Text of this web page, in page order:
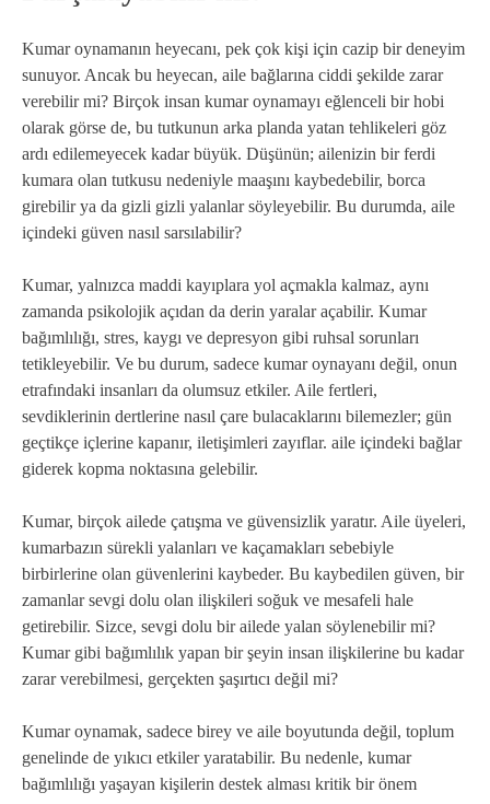
Kumar oynamanın heyecanı, pek çok kişi için cazip bir deneyim
sunuyor. Ancak bu heyecan, aile bağlarına ciddi şekilde zarar
verebilir mi? Birçok insan kumar oynamayı eğlenceli bir hobi
olarak görse de, bu tutkunun arka planda yatan tehlikeleri göz
ardı edilemeyecek kadar büyük. Düşünün; ailenizin bir ferdi
kumara olan tutkusu nedeniyle maaşını kaybedebilir, borca
girebilir ya da gizli gizli yalanlar söyleyebilir. Bu durumda, aile
içindeki güven nasıl sarsılabilir?
Kumar, yalnızca maddi kayıplara yol açmakla kalmaz, aynı
zamanda psikolojik açıdan da derin yaralar açabilir. Kumar
bağımlılığı, stres, kaygı ve depresyon gibi ruhsal sorunları
tetikleyebilir. Ve bu durum, sadece kumar oynayanı değil, onun
etrafındaki insanları da olumsuz etkiler. Aile fertleri,
sevdiklerinin dertlerine nasıl çare bulacaklarını bilemezler; gün
geçtikçe içlerine kapanır, iletişimleri zayıflar. aile içindeki bağlar
giderek kopma noktasına gelebilir.
Kumar, birçok ailede çatışma ve güvensizlik yaratır. Aile üyeleri,
kumarbazın sürekli yalanları ve kaçamakları sebebiyle
birbirlerine olan güvenlerini kaybeder. Bu kaybedilen güven, bir
zamanlar sevgi dolu olan ilişkileri soğuk ve mesafeli hale
getirebilir. Sizce, sevgi dolu bir ailede yalan söylenebilir mi?
Kumar gibi bağımlılık yapan bir şeyin insan ilişkilerine bu kadar
zarar verebilmesi, gerçekten şaşırtıcı değil mi?
Kumar oynamak, sadece birey ve aile boyutunda değil, toplum
genelinde de yıkıcı etkiler yaratabilir. Bu nedenle, kumar
bağımlılığı yaşayan kişilerin destek alması kritik bir önem